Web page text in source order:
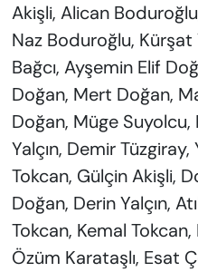
Akı̇şli, Alican
Naz Boduroğlu, Kürşat
Bağcı, Ayşemin Elif
Doğan, Mert Doğan,
Doğan, Müge
Yalçın, Demir Tüzgı̇ray,
Tokcan, Gülçin Akı̇şli,
Doğan, Derin Yalçın,
Tokcan, Kemal
Özüm Karataşlı, Esat